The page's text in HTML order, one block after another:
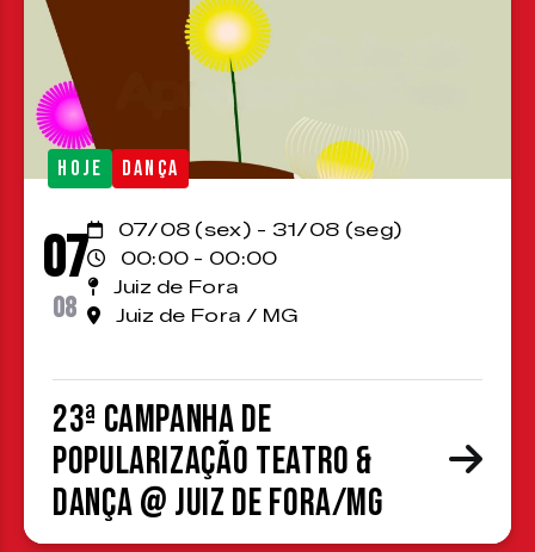
HOJE DANÇA
07
08
07/08 (sex) - 31/08 (seg)
00:00 - 00:00
Juiz de Fora
Juiz de Fora / MG
23ª Campanha de
Popularização Teatro &
Dança @ Juiz de Fora/MG